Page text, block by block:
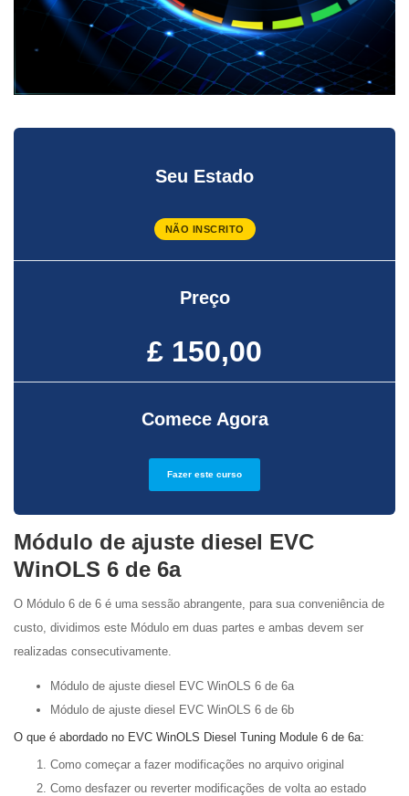
Seu Estado
NÃO INSCRITO
Preço
£ 150,00
Comece Agora
Fazer este curso
Módulo de ajuste diesel EVC
WinOLS 6 de 6a
O Módulo 6 de 6 é uma sessão abrangente, para sua conveniência de
custo, dividimos este Módulo em duas partes e ambas devem ser
realizadas consecutivamente.
Módulo de ajuste diesel EVC WinOLS 6 de 6a
Módulo de ajuste diesel EVC WinOLS 6 de 6b
O que é abordado no EVC WinOLS Diesel Tuning Module 6 de 6a:
Como começar a fazer modificações no arquivo original
Como desfazer ou reverter modificações de volta ao estado